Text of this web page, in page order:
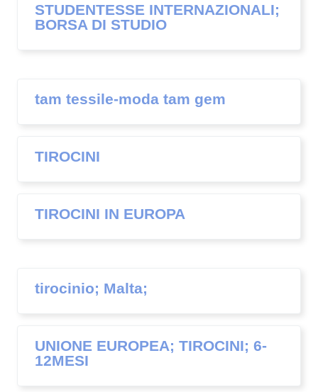
STUDENTESSE INTERNAZIONALI;
BORSA DI STUDIO
tam tessile-moda tam gem
TIROCINI
TIROCINI IN EUROPA
tirocinio; Malta;
UNIONE EUROPEA; TIROCINI; 6-
12MESI